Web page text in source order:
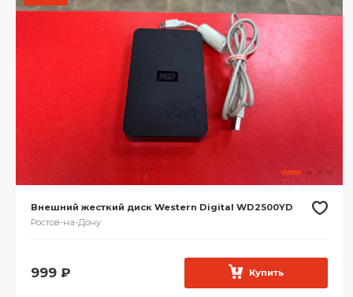
Внешний жесткий диск Western Digital WD2500YD
Ростов-на-Дону
999 ₽ Купить